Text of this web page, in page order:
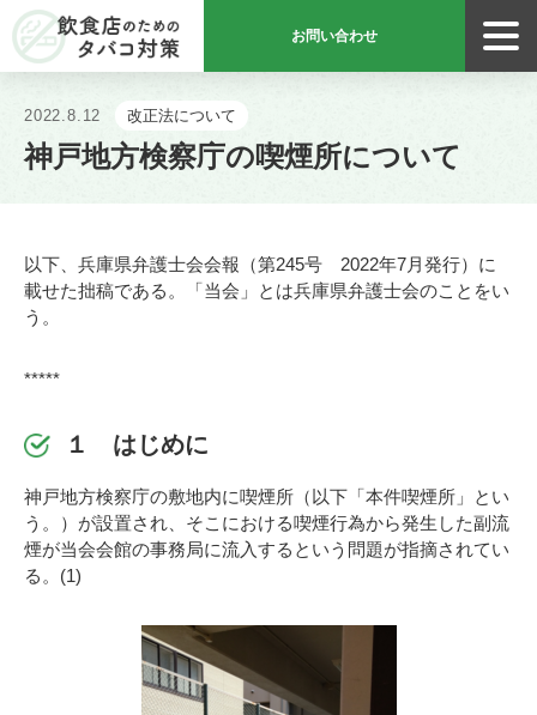
お問い合わせ
2022.8.12 改正法について
神戸地方検察庁の喫煙所について
以下、兵庫県弁護士会会報（第245号 2022年7月発行）に
載せた拙稿である。「当会」とは兵庫県弁護士会のことをい
う。
*****
１ はじめに
神戸地方検察庁の敷地内に喫煙所（以下「本件喫煙所」とい
う。）が設置され、そこにおける喫煙行為から発生した副流
煙が当会会館の事務局に流入するという問題が指摘されてい
る。(1)